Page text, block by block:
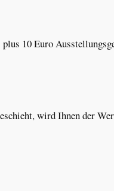
10 Euro
wird Ihnen der